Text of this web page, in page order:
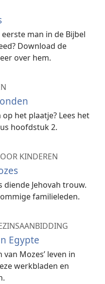
man in de Bijbel
Download de
over hem.
het plaatje? Lees het
hoofdstuk 2.
KINDEREN
diende Jehovah trouw.
familieleden.
Egypte
Mozes’ leven in
werkbladen en